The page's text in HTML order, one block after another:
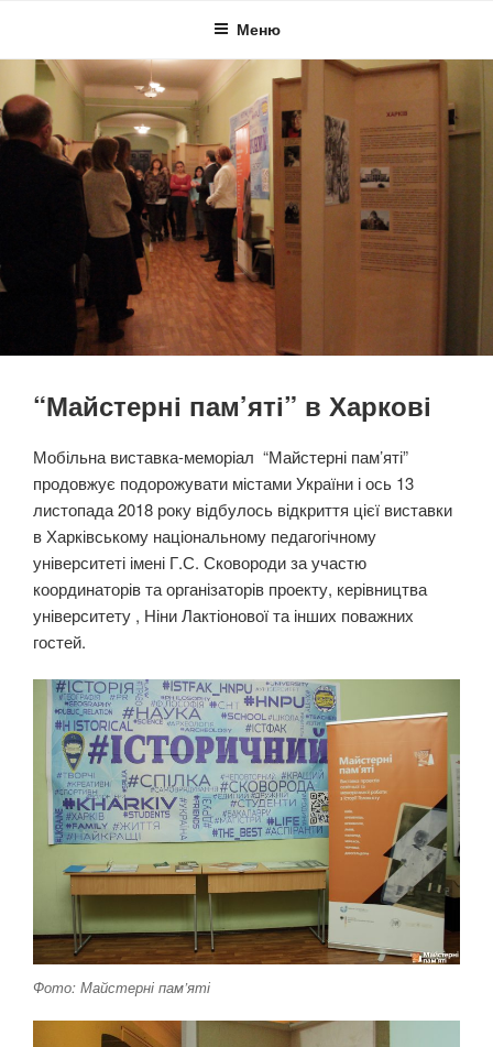
вмісту
Меню
“Майстерні пам’яті” в Харкові
Мобільна виставка-меморіал “Майстерні пам’яті”
продовжує подорожувати містами України і ось 13
листопада 2018 року відбулось відкриття цієї виставки
в Харківському національному педагогічному
університеті імені Г.С. Сковороди за участю
координаторів та організаторів проекту, керівництва
університету , Ніни Лактіонової та інших поважних
гостей.
Фото: Майстерні пам’яті